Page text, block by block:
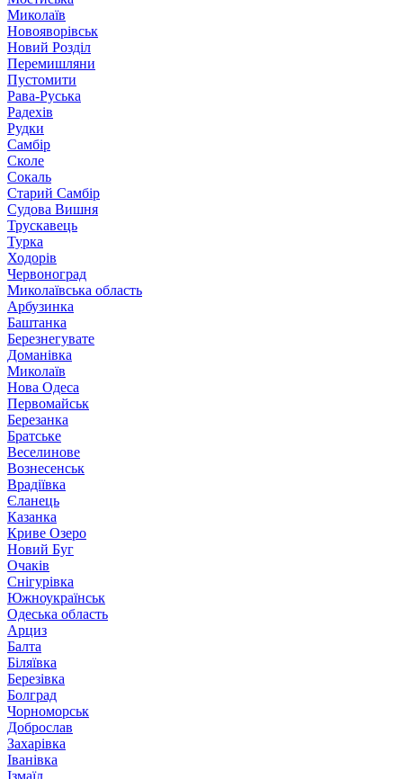
Миколаїв
Новояворівськ
Новий Розділ
Перемишляни
Пустомити
Рава-Руська
Радехів
Рудки
Самбір
Сколе
Сокаль
Старий Самбір
Судова Вишня
Трускавець
Турка
Ходорів
Червоноград
Миколаївська область
Арбузинка
Баштанка
Березнегувате
Доманівка
Миколаїв
Нова Одеса
Первомайськ
Березанка
Братське
Веселинове
Вознесенськ
Врадіївка
Єланець
Казанка
Криве Озеро
Новий Буг
Очаків
Снігурівка
Южноукраїнськ
Одеська область
Арциз
Балта
Біляївка
Березівка
Болград
Чорноморськ
Доброслав
Захарівка
Іванівка
Ізмаїл